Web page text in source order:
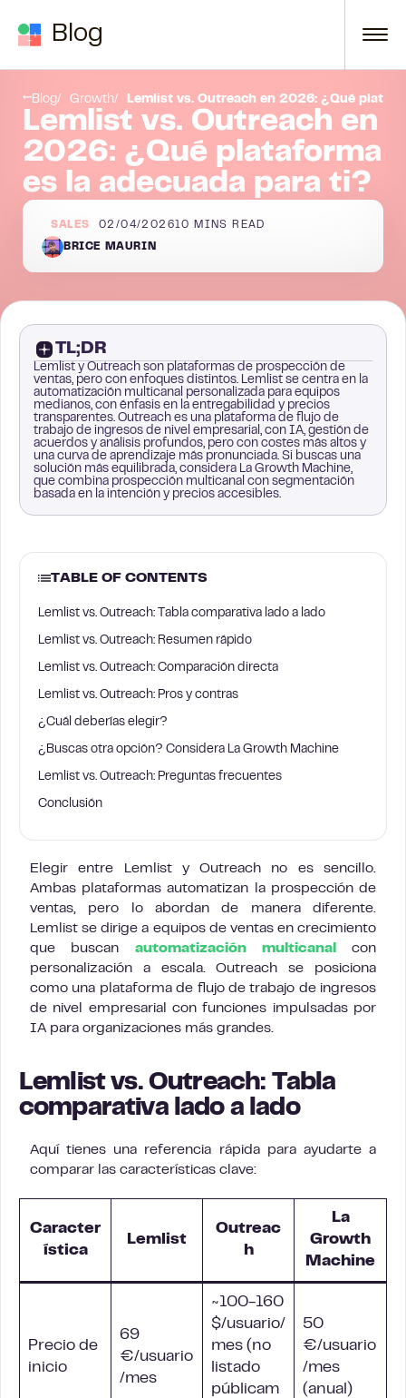
Blog
Blog Growth Lemlist vs. Outreach en 2026: ¿Qué
Lemlist vs. Outreach en
2026: ¿Qué plataforma
es la adecuada para ti?
SALES 02/04/202610 MINS READ
BRICE MAURIN
TL;DR
Lemlist y Outreach son plataformas de prospección de
ventas, pero con enfoques distintos. Lemlist se centra en la
automatización multicanal personalizada para equipos
medianos, con énfasis en la entregabilidad y precios
transparentes. Outreach es una plataforma de flujo de
trabajo de ingresos de nivel empresarial, con IA, gestión de
acuerdos y análisis profundos, pero con costes más altos y
una curva de aprendizaje más pronunciada. Si buscas una
solución más equilibrada, considera La Growth Machine,
que combina prospección multicanal con segmentación
basada en la intención y precios accesibles.
TABLE OF CONTENTS
Lemlist vs. Outreach: Tabla comparativa lado a lado
Lemlist vs. Outreach: Resumen rápido
Lemlist vs. Outreach: Comparación directa
Lemlist vs. Outreach: Pros y contras
¿Cuál deberías elegir?
¿Buscas otra opción? Considera La Growth Machine
Lemlist vs. Outreach: Preguntas frecuentes
Conclusión
Elegir entre Lemlist y Outreach no es sencillo.
Ambas plataformas automatizan la prospección de
ventas, pero lo abordan de manera diferente.
Lemlist se dirige a equipos de ventas en crecimiento
que buscan automatización multicanal
con
personalización a escala. Outreach se posiciona
como una plataforma de flujo de trabajo de ingresos
de nivel empresarial con funciones impulsadas por
IA para organizaciones más grandes.
Lemlist vs. Outreach: Tabla
comparativa lado a lado
Aquí tienes una referencia rápida para ayudarte a
comparar las características clave:
Caracter
ística
Lemlist
Outreac
h
La
Growth
Machine
Precio de
inicio
69
€/usuario
/mes
~100-160
$/usuario/
mes (no
listado
públicam
50
€/usuario
/mes
(anual)